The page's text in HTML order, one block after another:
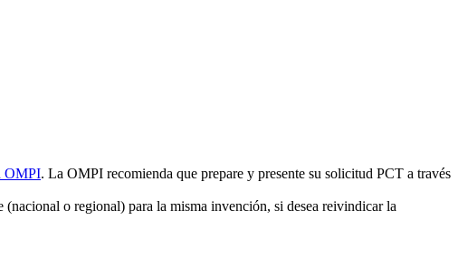
OMPI. La OMPI recomienda que prepare y presente su solicitud PCT a través
o regional) para la misma invención, si desea reivindicar la